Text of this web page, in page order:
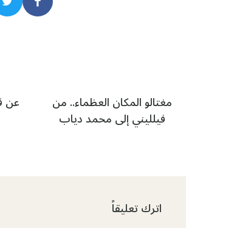
مغتالو المكان العظماء.. من
فيلليني إلى محمد دياب
عن
اترك تعليقاً